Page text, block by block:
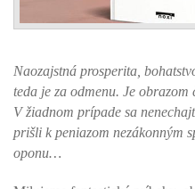
Naozajstná prosperita,
teda je za odmenu. Je obrazom
V žiadnom prípade sa
prišli k peniazom nezákonným
oponu…